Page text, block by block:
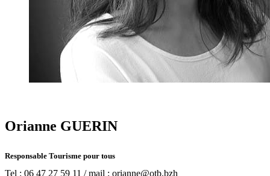
Orianne GUERIN
Responsable Tourisme pour tous
Tel : 06 47 27 59 11 / mail : orianne@otb.bzh